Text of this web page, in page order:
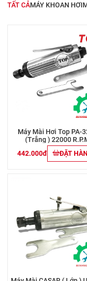
TẤT CẢMÁY KHOAN HƠI
Máy Mài Hơi Top PA-
(Trắng ) 22000
442.000đ
ĐẶT